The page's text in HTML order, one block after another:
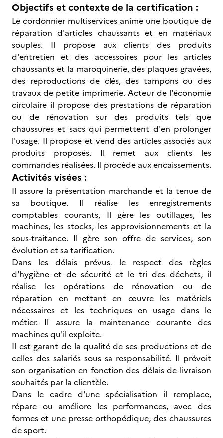
Objectifs et contexte de la certification :
Le cordonnier multiservices anime une boutique de
réparation d'articles chaussants et en matériaux
souples. Il propose aux clients des produits
d'entretien et des accessoires pour les articles
chaussants et la maroquinerie, des plaques gravées,
des reproductions de clés, des tampons ou des
travaux de petite imprimerie. Acteur de l'économie
circulaire il propose des prestations de réparation
ou de rénovation sur des produits tels que
chaussures et sacs qui permettent d'en prolonger
l'usage. Il propose et vend des articles associés aux
produits proposés. Il remet aux clients les
commandes réalisées. Il procède aux encaissements.
Activités visées :
Il assure la présentation marchande et la tenue de
sa boutique. Il réalise les enregistrements
comptables courants, Il gère les outillages, les
machines, les stocks, les approvisionnements et la
sous-traitance. Il gère son offre de services, son
évolution et sa tarification.
Dans les délais prévus, le respect des règles
d'hygiène et de sécurité et le tri des déchets, il
réalise les opérations de rénovation ou de
réparation en mettant en œuvre les matériels
nécessaires et les techniques en usage dans le
métier. Il assure la maintenance courante des
machines qu'il exploite.
Il est garant de la qualité de ses productions et de
celles des salariés sous sa responsabilité. Il prévoit
son organisation en fonction des délais de livraison
souhaités par la clientèle.
Dans le cadre d'une spécialisation il remplace,
répare ou améliore les performances, avec des
formes et une presse orthopédique, des chaussures
de sport.